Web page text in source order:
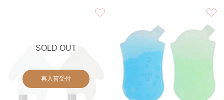
SOLD OUT
再入荷受付